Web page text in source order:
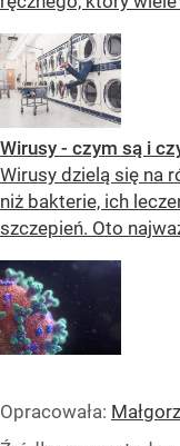
Wirusy - czym są i
Wirusy dzielą się na
niż bakterie, ich
szczepień. Oto
Opracowała: